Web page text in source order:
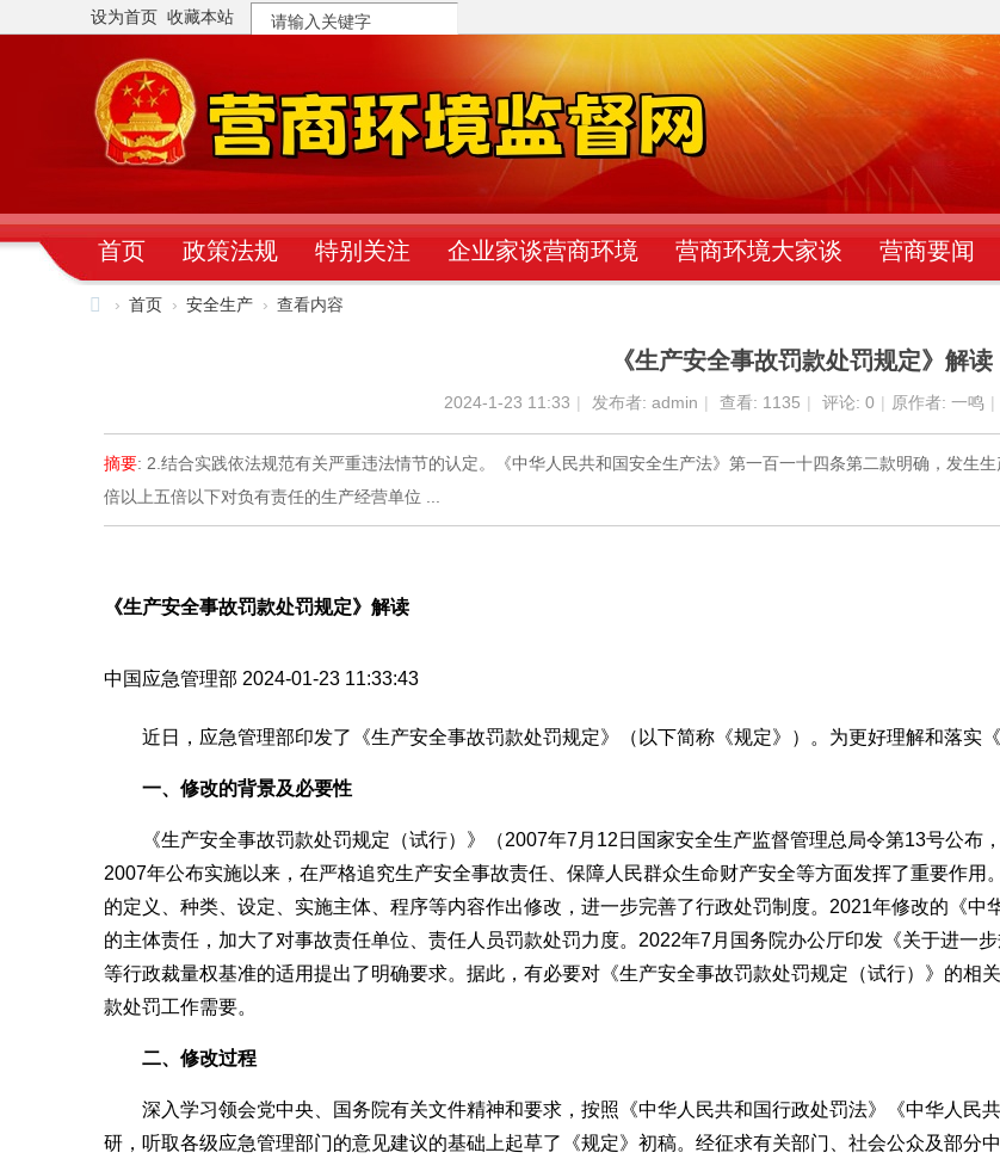
设为首页 收藏本站
搜
索
首页 政策法规 特别关注 企业家谈营商环境 营商环境大家谈 营商要闻
› 首页 › 安全生产 › 查看内容
《生产安全事故罚款处罚规定》解读
2024-1-23 11:33 | 发布者: admin | 查看: 1135 | 评论: 0 | 原作者: 一鸣 |
摘要: 2.结合实践依法规范有关严重违法情节的认定。《中华人民共和国安全生产法》第一百一十四条第二款明确，发生
倍以上五倍以下对负有责任的生产经营单位 ...
《生产安全事故罚款处罚规定》解读
中国应急管理部 2024-01-23 11:33:43
近日，应急管理部印发了《生产安全事故罚款处罚规定》（以下简称《规定》）。为更好理解和落实
一、修改的背景及必要性
《生产安全事故罚款处罚规定（试行）》（2007年7月12日国家安全生产监督管理总局令第13号公
2007年公布实施以来，在严格追究生产安全事故责任、保障人民群众生命财产安全等方面发挥了重要作
的定义、种类、设定、实施主体、程序等内容作出修改，进一步完善了行政处罚制度。2021年修改的《
的主体责任，加大了对事故责任单位、责任人员罚款处罚力度。2022年7月国务院办公厅印发《关于进一
等行政裁量权基准的适用提出了明确要求。据此，有必要对《生产安全事故罚款处罚规定（试行）》的相
款处罚工作需要。
二、修改过程
深入学习领会党中央、国务院有关文件精神和要求，按照《中华人民共和国行政处罚法》《中华人民
研，听取各级应急管理部门的意见建议的基础上起草了《规定》初稿。经征求有关部门、社会公众及部分